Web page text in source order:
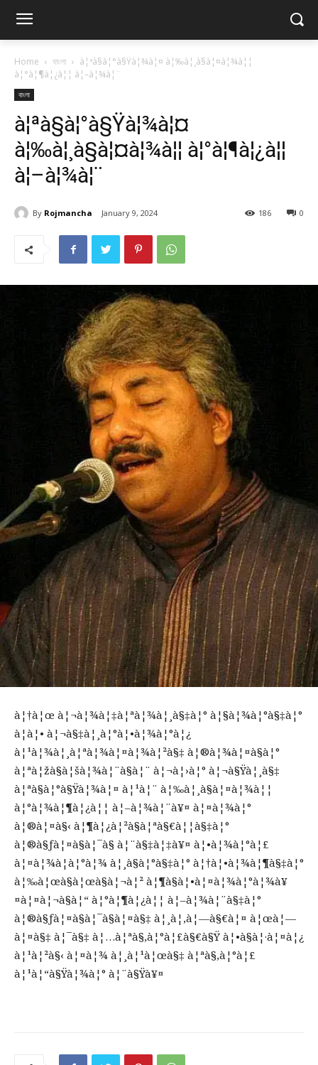
Home বাংলা
à¦ªà§à¦°à§Ÿà¦¾à¦¤ à¦‰à¦¸à§à¦¤à¦¾à¦¦
à¦°à¦¶à¦¿à¦¦ à¦–à¦¾à¦¨
বাংলা
à¦ªà§à¦°à§Ÿà¦¾à¦¤
à¦‰à¦¸à§à¦¤à¦¾à¦¦ à¦°à¦¶à¦¿à¦¦
à¦–à¦¾à¦¨
By Rojmancha January 9, 2024 0
186
à¦†à¦œ à¦¬à¦¾à¦‡à¦ªà¦¾à¦¸à§‡à¦° à¦§à¦¾à¦°à§‡à¦°
à¦à¦• à¦¬à§‡à¦¸à¦°à¦•à¦¾à¦°à¦¿
à¦¹à¦¾à¦¸à¦ªà¦¾à¦¤à¦¾à¦²à§‡ à¦®à¦¾à¦¤à§à¦°
à¦ªà¦žà§à¦šà¦¾à¦¨à§à¦¨ à¦¬à¦›à¦° à¦¬à§Ÿà¦¸à§‡
à¦ªà§à¦°à§Ÿà¦¾à¦¤ à¦¹à¦¨ à¦‰à¦¸à§à¦¤à¦¾à¦¦
à¦°à¦¾à¦¶à¦¿à¦¦ à¦–à¦¾à¦¨à¥¤ à¦¤à¦¾à¦°
à¦®à¦¤à§‹ à¦¶à¦¿à¦²à§à¦ªà§€à¦¦à§‡à¦°
à¦®à§ƒà¦¤à§à¦¯à§ à¦¨à§‡à¦‡à¥¤ à¦•à¦¾à¦°à¦£
à¦¤à¦¾à¦à¦°à¦¾ à¦¸à§à¦°à§‡à¦° à¦†à¦•à¦¾à¦¶à§‡à¦°
à¦‰à¦œà§à¦œà§à¦¬à¦² à¦¶à§à¦•à¦¤à¦¾à¦°à¦¾à¥
¤à¦¤à¦¬à§à¦“ à¦°à¦¶à¦¿à¦¦ à¦–à¦¾à¦¨à§‡à¦°
à¦®à§ƒà¦¤à§à¦¯à§à¦¤à§‡ à¦¸à¦‚à¦—à§€à¦¤ à¦œà¦—
à¦¤à§‡ à¦¯à§‡ à¦…à¦ªà§‚à¦°à¦£à§€à§Ÿ à¦•à§à¦·à¦¤à¦¿
à¦¹à¦²à§‹ à¦¤à¦¾ à¦¸à¦¹à¦œà§‡ à¦ªà§‚à¦°à¦£
à¦¹à¦“à§Ÿà¦¾à¦° à¦¨à§Ÿà¥¤